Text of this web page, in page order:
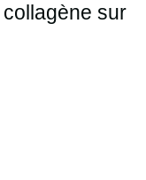
sur